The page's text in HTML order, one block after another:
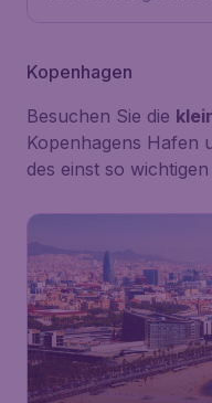
Kopenhagen
Besuchen Sie die
Kopenhagens Hafen
des einst so